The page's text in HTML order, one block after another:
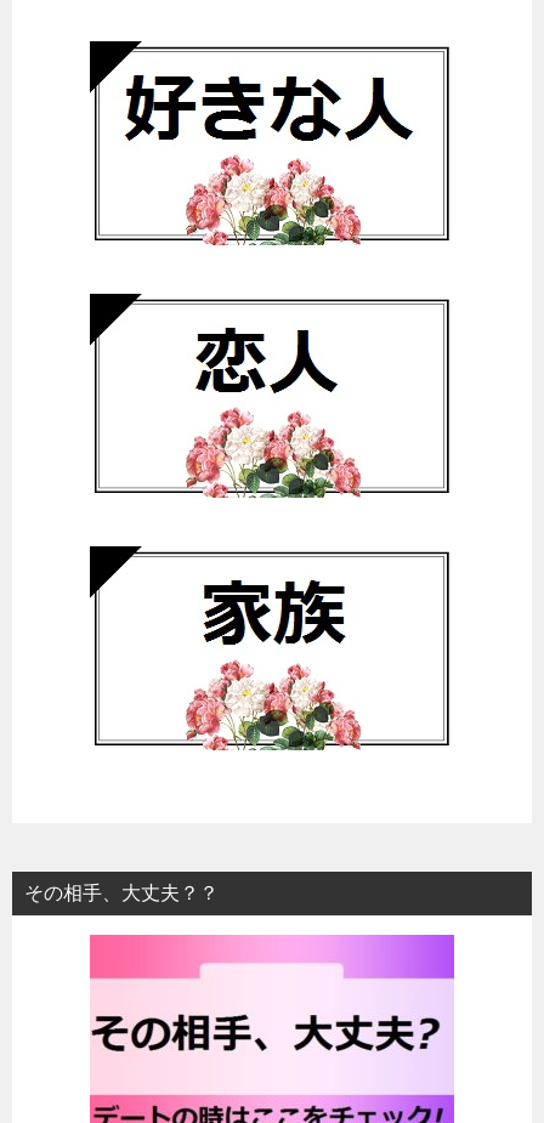
その相手、大丈夫？？